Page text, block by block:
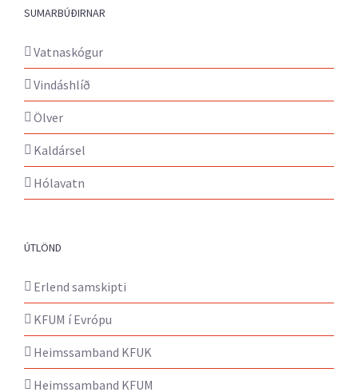
SUMARBÚÐIRNAR
Vatnaskógur
Vindáshlíð
Ölver
Kaldársel
Hólavatn
ÚTLÖND
Erlend samskipti
KFUM í Evrópu
Heimssamband KFUK
Heimssamband KFUM